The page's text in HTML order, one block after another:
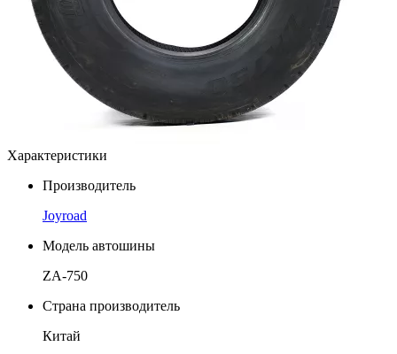
Характеристики
Производитель
Joyroad
Модель автошины
ZA-750
Страна производитель
Китай